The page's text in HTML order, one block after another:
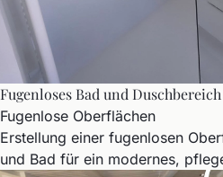
Fugenloses Bad und Duschbereich
Fugenlose Oberflächen
Erstellung einer fugenlosen
und Bad für ein modernes,